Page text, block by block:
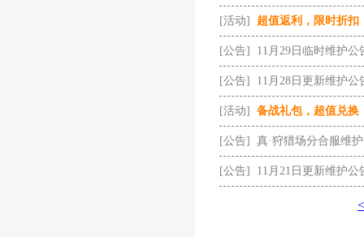
[活动] 超值返利，限时折扣
[公告] 11月29日临时维护公
[公告] 11月28日更新维护公
[活动] 备战礼包，超值兑换
[公告] 真·狩猎场分合服维
[公告] 11月21日更新维护公
<